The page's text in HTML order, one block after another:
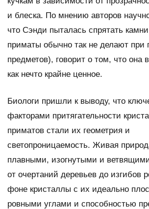
и блеска. По мнению авторов
что Сэнди пыталась спрятать
приматы обычно так не делают при
предметов), говорит о том, что она
как нечто крайне ценное.
Биологи пришли к выводу, что
факторами притягательности
приматов стали их геометрия и
светопроницаемость. Живая
плавными, изогнутыми и
от очертаний деревьев до изгибов
фоне кристаллы с их идеально
ровными углами и способностью